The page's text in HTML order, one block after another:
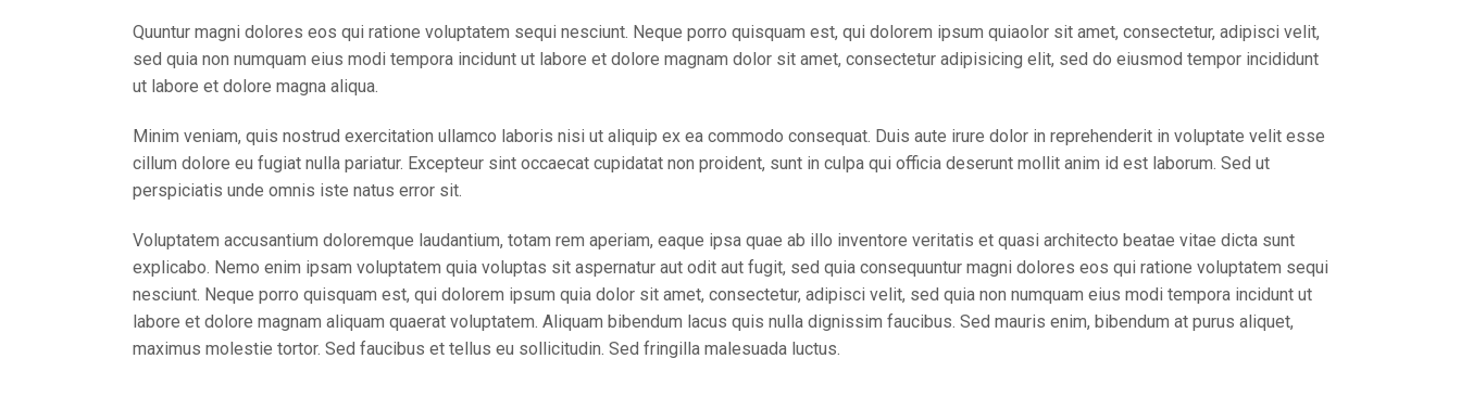
Quuntur magni dolores eos qui ratione voluptatem sequi nesciunt. Neque porro quisquam est, qui dolorem ipsum quiaolor sit amet, consectetur, adipisci velit,
sed quia non numquam eius modi tempora incidunt ut labore et dolore magnam dolor sit amet, consectetur adipisicing elit, sed do eiusmod tempor incididunt
ut labore et dolore magna aliqua.
Minim veniam, quis nostrud exercitation ullamco laboris nisi ut aliquip ex ea commodo consequat. Duis aute irure dolor in reprehenderit in voluptate velit esse
cillum dolore eu fugiat nulla pariatur. Excepteur sint occaecat cupidatat non proident, sunt in culpa qui officia deserunt mollit anim id est laborum. Sed ut
perspiciatis unde omnis iste natus error sit.
Voluptatem accusantium doloremque laudantium, totam rem aperiam, eaque ipsa quae ab illo inventore veritatis et quasi architecto beatae vitae dicta sunt
explicabo. Nemo enim ipsam voluptatem quia voluptas sit aspernatur aut odit aut fugit, sed quia consequuntur magni dolores eos qui ratione voluptatem sequi
nesciunt. Neque porro quisquam est, qui dolorem ipsum quia dolor sit amet, consectetur, adipisci velit, sed quia non numquam eius modi tempora incidunt ut
labore et dolore magnam aliquam quaerat voluptatem. Aliquam bibendum lacus quis nulla dignissim faucibus. Sed mauris enim, bibendum at purus aliquet,
maximus molestie tortor. Sed faucibus et tellus eu sollicitudin. Sed fringilla malesuada luctus.